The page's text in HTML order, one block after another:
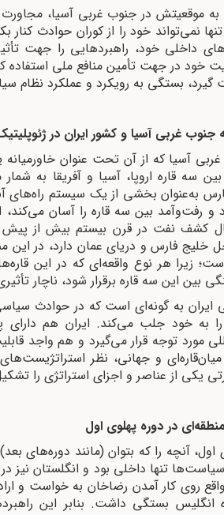
به موقعیتش در جنوب غربی آسیا،
نمی‌تواند خود را از کوران حوادث
داخلی خود، راهبردهایی را جهت
خود در جهت تأمین منافع ملی استفاده
بستگی به رویکرد و عملکرد نظام
غربی آسیا و کشور ایران در
آسیا که از آن تحت ‌عنوان خاورمیانه
بین سه قاره اروپا، آسیا و آفریقا به
به‌عنوان بخشی از یک سیستم راه‌های
رفت‌وآمد بین سه قاره را آسان می‌کند،
کشف نفت در قرن بیستم بیش از
خلیج فارس و دریای عمان دارد، در این
زیرا هر نوع واقعه‌ای که در این
بین این سه قاره برقرار شود، ناچار
ایران به گونه‌ای است که در حوادث
را به خود جلب می‌کند. ایران هم
مورد توجه قرار می‌گیرد و هم واجد
میان‌‌قاره‌ای و جهانی، نظر
یکی از عناصر و اجزای استراتژی را
در دوره پهلوی اول
اول، آنچه را که بتوان (مانند دوره‌های
تنها داخلی بود و انگلستان
روی کار آمدن رضاخان به خواست و
انگلیس بستگی داشت. بنابر این